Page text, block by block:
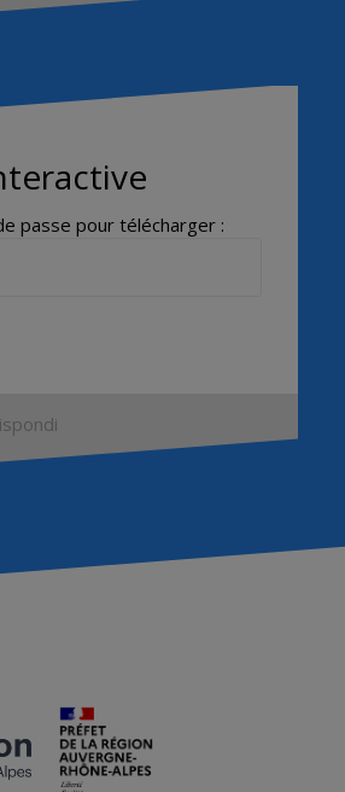
passe pour télécharger :